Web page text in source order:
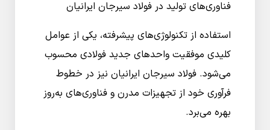
فناوری‌های تولید در فولاد سیرجان ایرانیان
استفاده از تکنولوژی‌های پیشرفته، یکی از عوامل
کلیدی موفقیت واحدهای جدید فولادی محسوب
می‌شود. فولاد سیرجان ایرانیان نیز در خطوط
فرآوری خود از تجهیزات مدرن و فناوری‌های به‌روز
بهره می‌برد.